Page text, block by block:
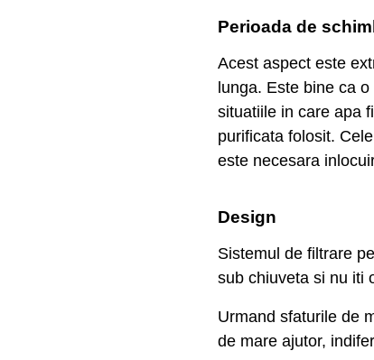
Perioada de
Acest aspect este
lunga. Este bine ca
situatiile in care apa
purificata folosit.
este necesara
Design
Sistemul de filtrare
sub chiuveta si nu iti
Urmand sfaturile de
de mare ajutor,